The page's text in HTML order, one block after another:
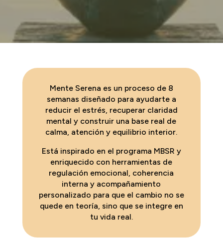
Mente Serena es un proceso de 8
semanas diseñado para ayudarte a
reducir el estrés, recuperar claridad
mental y construir una base real de
calma, atención y equilibrio interior.
Está inspirado en el programa MBSR y
enriquecido con herramientas de
regulación emocional, coherencia
interna y acompañamiento
personalizado para que el cambio no se
quede en teoría, sino que se integre en
tu vida real.